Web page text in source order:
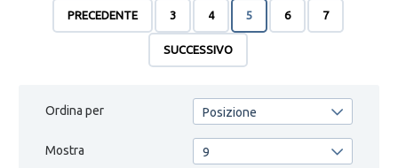
offriamo prodotti che si adattano a diverse esigenze. Dai
per avere a disposizione tutto ciò di cui hai bisogno in caso di
PRECEDENTE 3 4 5 6 7
SUCCESSIVO
Ordina per Posizione
Mostra 9